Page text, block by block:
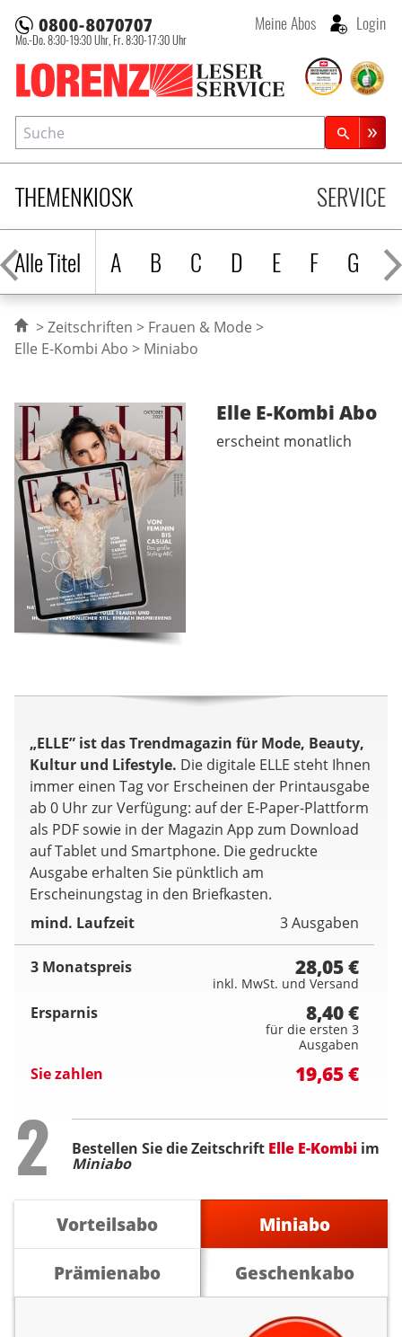
Lorenz Leserservice
Mo.-Do. 8:30-19:30 Uhr, Fr. 8:30-17:30 Uhr
Meine Abos Login
THEMENKIOSK
Alle Titel
A B C D E F G H
SERVICE
Suche
Zeitschriftensuche
Zeitschriften
Frauen & Mode
Elle E-Kombi Abo
Miniabo
Elle E-Kombi Abo
erscheint monatlich
„ELLE” ist das Trendmagazin für Mode, Beauty,
Kultur und Lifestyle. Die digitale ELLE steht Ihnen
immer einen Tag vor Erscheinen der Printausgabe
ab 0 Uhr zur Verfügung: auf der E-Paper-Plattform
als PDF sowie in der Magazin App zum Download
auf Tablet und Smartphone. Die gedruckte
Ausgabe erhalten Sie pünktlich am
Erscheinungstag in den Briefkasten.
mind. Laufzeit
3 Ausgaben
3 Monatspreis 28,05 €
inkl. MwSt. und Versand
Ersparnis 8,40 €
für die ersten 3
Ausgaben
Sie zahlen 19,65 €
Step
2 Bestellen Sie die Zeitschrift Elle E-Kombi im
Miniabo
Vorteilsabo
Miniabo
Prämienabo
Geschenkabo